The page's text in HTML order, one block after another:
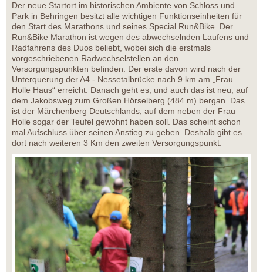
Der neue Startort im historischen Ambiente von Schloss und
Park in Behringen besitzt alle wichtigen Funktionseinheiten für
den Start des Marathons und seines Special Run&Bike. Der
Run&Bike Marathon ist wegen des abwechselnden Laufens und
Radfahrens des Duos beliebt, wobei sich die erstmals
vorgeschriebenen Radwechselstellen an den
Versorgungspunkten befinden. Der erste davon wird nach der
Unterquerung der A4 - Nessetalbrücke nach 9 km am „Frau
Holle Haus“ erreicht. Danach geht es, und auch das ist neu, auf
dem Jakobsweg zum Großen Hörselberg (484 m) bergan. Das
ist der Märchenberg Deutschlands, auf dem neben der Frau
Holle sogar der Teufel gewohnt haben soll. Das scheint schon
mal Aufschluss über seinen Anstieg zu geben. Deshalb gibt es
dort nach weiteren 3 Km den zweiten Versorgungspunkt.